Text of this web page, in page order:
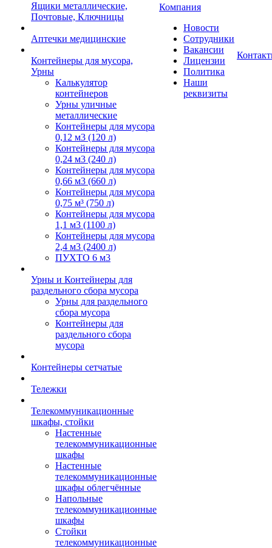
Ящики металлические,
Почтовые, Ключницы
Аптечки медицинские
Контейнеры для мусора,
Урны
Калькулятор
контейнеров
Урны уличные
металлические
Контейнеры для мусора
0,12 м3 (120 л)
Контейнеры для мусора
0,24 м3 (240 л)
Контейнеры для мусора
0,66 м3 (660 л)
Контейнеры для мусора
0,75 м³ (750 л)
Контейнеры для мусора
1,1 м3 (1100 л)
Контейнеры для мусора
2,4 м3 (2400 л)
ПУХТО 6 м3
Урны и Контейнеры для
раздельного сбора мусора
Урны для раздельного
сбора мусора
Контейнеры для
раздельного сбора
мусора
Контейнеры сетчатые
Тележки
Телекоммуникационные
шкафы, стойки
Настенные
телекоммуникационные
шкафы
Настенные
телекоммуникационные
шкафы облегчённые
Напольные
телекоммуникационные
шкафы
Стойки
телекоммуникационные
Компания
Новости
Сотрудники
Вакансии
Лицензии
Политика
Наши
реквизиты